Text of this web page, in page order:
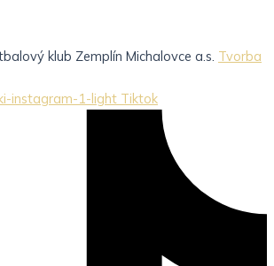
klub Zemplín Michalovce a.s. Tvorba
instagram-1-light Tiktok